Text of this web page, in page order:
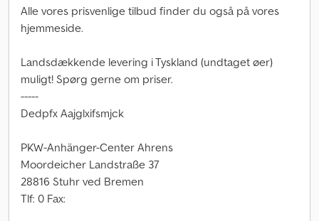
Alle vores prisvenlige tilbud finder du også på vores
hjemmeside.
Landsdækkende levering i Tyskland (undtaget øer)
muligt! Spørg gerne om priser.
-----
Dedpfx Aajglxifsmjck
PKW-Anhänger-Center Ahrens
Moordeicher Landstraße 37
28816 Stuhr ved Bremen
Tlf: 0 Fax: